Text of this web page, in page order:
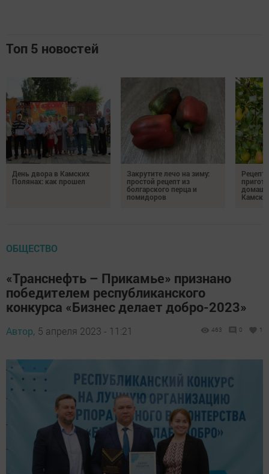
Топ 5 новостей
День двора в Камских
Полянах: как прошел
Закрутите лечо на зиму:
простой рецепт из
болгарского перца и
помидоров
ОБЩЕСТВО
«Транснефть – Прикамье» признано
победителем республиканского
конкурса «Бизнес делает добро-2023»
Автор, 5 апреля 2023 - 11:21 463 0 1